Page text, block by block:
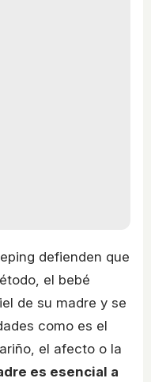
defienden que
el bebé
de su madre y se
como es el
el afecto o la
es esencial a